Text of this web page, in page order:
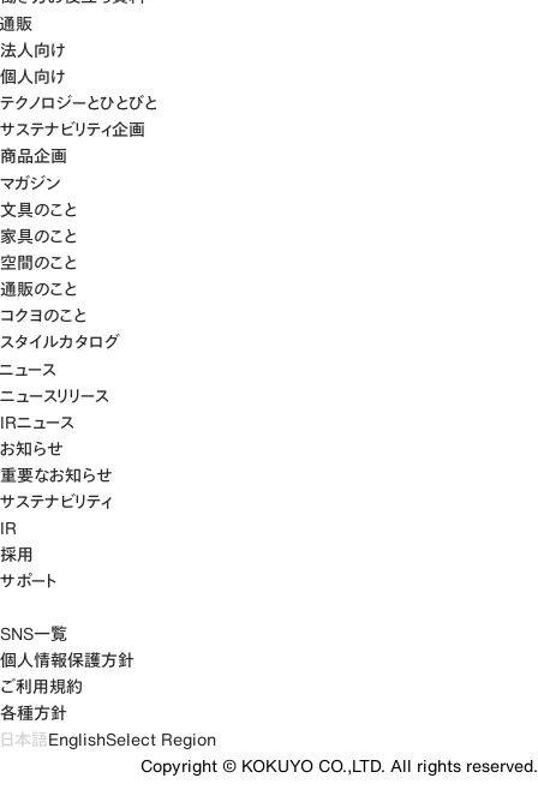
通販
法人向け
個人向け
テクノロジーとひとびと
サステナビリティ企画
商品企画
マガジン
文具のこと
家具のこと
空間のこと
通販のこと
コクヨのこと
スタイルカタログ
ニュース
ニュースリリース
IRニュース
お知らせ
重要なお知らせ
サステナビリティ
IR
採用
サポート
SNS一覧
個人情報保護方針
ご利用規約
各種方針
日本語EnglishSelect Region
Copyright © KOKUYO CO.,LTD. All rights reserved.